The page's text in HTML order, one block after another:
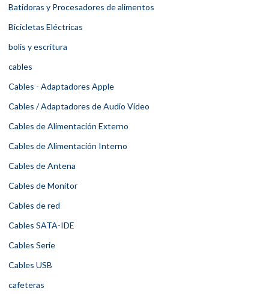
Batidoras y Procesadores de alimentos
Bicicletas Eléctricas
bolis y escritura
cables
Cables - Adaptadores Apple
Cables / Adaptadores de Audio Vídeo
Cables de Alimentación Externo
Cables de Alimentación Interno
Cables de Antena
Cables de Monitor
Cables de red
Cables SATA-IDE
Cables Serie
Cables USB
cafeteras